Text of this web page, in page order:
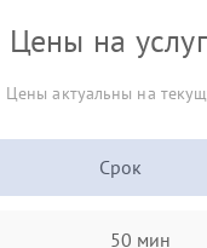
Цены на
Цены актуальны на
Срок
50 мин